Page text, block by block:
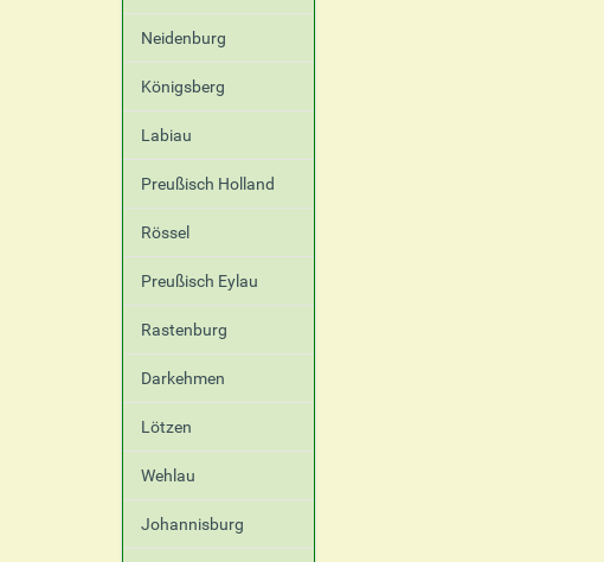
Neidenburg
Königsberg
Labiau
Preußisch Holland
Rössel
Preußisch Eylau
Rastenburg
Darkehmen
Lötzen
Wehlau
Johannisburg